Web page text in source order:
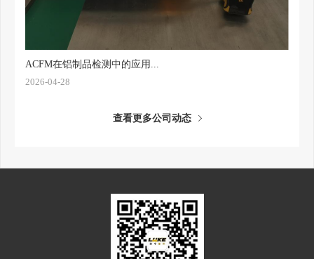
ACFM在铝制品检测中的应用...
2026-04-28
查看更多公司动态